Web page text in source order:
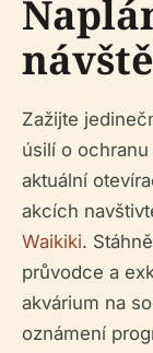
Zažijte
úsilí o
aktuální
akcích
Waikiki.
průvodce a
akvárium na
oznámení